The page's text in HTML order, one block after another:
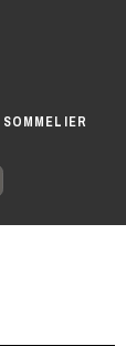
SOMMELIER